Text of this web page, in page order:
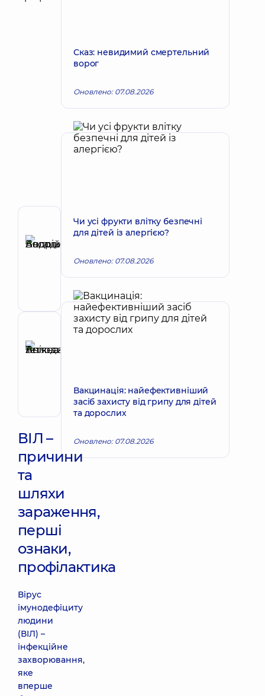
Автор
Басацький
ендоваскулярний
Запис до лікаря
Рецензент
Терапевт;
Кардіолог;
Ревматолог
ВІЛ –
причини
та
шляхи
зараження,
перші
ознаки,
профілактика
Вірус
імунодефіциту
людини
(ВІЛ) –
інфекційне
захворювання,
яке
вперше
Сказ: невидимий смертельний
ворог
Оновлено: 07.08.2026
Чи усі фрукти влітку безпечні
для дітей із алергією?
Оновлено: 07.08.2026
Вакцинація: найефективніший
засіб захисту від грипу для дітей
та дорослих
Оновлено: 07.08.2026